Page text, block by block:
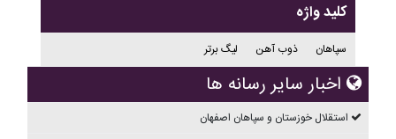
کلید واژه
سپاهان ذوب آهن لیگ برتر
اخبار سایر رسانه ها
استقلال خوزستان و سپاهان اصفهان